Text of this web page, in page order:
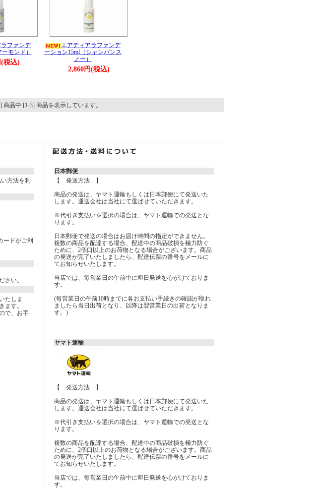
ファンデ
モンド）
(税込)
エアティアラファンデ
ーション15ml（シャンパンス
ノー）
2,860円(税込)
商品中 [1-3] 商品を表示しています。
方法を利
ードがご利
さい。
たしま
ます。
で、お手
日本郵便
【 発送方法 】
商品の発送は、ヤマト運輸もしくは日本郵便にて発送いた
します。運送会社は当社にて選ばせていただきます。
※代引き支払いを選択の場合は、ヤマト運輸での発送とな
ります。
日本郵便で発送の場合はお届け時間の指定ができません。
複数の商品を配達する場合、配送中の商品破損を極力防ぐ
ために、2個口以上のお荷物となる場合がございます。商品
の発送が完了いたしましたら、配達伝票の番号をメールに
てお知らせいたします。
当店では、毎営業日の午前中に即日発送を心がけておりま
す。
(毎営業日の午前10時までに各お支払い手続きの確認が取れ
ましたら当日出荷となり、以降は翌営業日の出荷となりま
す。)
ヤマト運輸
【 発送方法 】
商品の発送は、ヤマト運輸もしくは日本郵便にて発送いた
します。運送会社は当社にて選ばせていただきます。
※代引き支払いを選択の場合は、ヤマト運輸での発送とな
ります。
複数の商品を配達する場合、配送中の商品破損を極力防ぐ
ために、2個口以上のお荷物となる場合がございます。商品
の発送が完了いたしましたら、配達伝票の番号をメールに
てお知らせいたします。
当店では、毎営業日の午前中に即日発送を心がけておりま
す。